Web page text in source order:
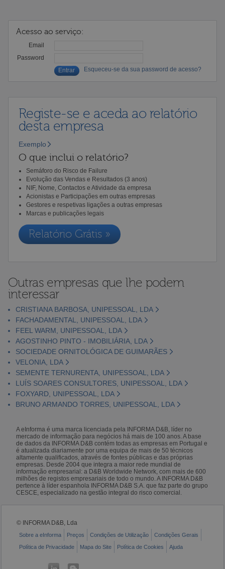
Acesso ao serviço:
Email
Password
Esqueceu-se da sua password de acesso?
Registe-se e aceda ao relatório
desta empresa
Exemplo
O que inclui o relatório?
Semáforo do Risco de Failure
Evolução das Vendas e Resultados (3 anos)
NIF, Nome, Contactos e Atividade da empresa
Acionistas e Participações em outras empresas
Gestores e respetivas ligações a outras empresas
Marcas e publicações legais
Relatório Grátis »
Outras empresas que lhe podem
interessar
CRISTIANA BARBOSA, UNIPESSOAL, LDA
FACHADAMENTAL, UNIPESSOAL, LDA
FEEL WARM, UNIPESSOAL, LDA
AGOSTINHO PINTO - IMOBILIÁRIA, LDA
SOCIEDADE ORNITOLÓGICA DE GUIMARÃES
VELONIA, LDA
SEMENTE TERNURENTA, UNIPESSOAL, LDA
LUÍS SOARES CONSULTORES, UNIPESSOAL, LDA
FOXYARD, UNIPESSOAL, LDA
BRUNO ARMANDO TORRES, UNIPESSOAL, LDA
A eInforma é uma marca licenciada pela INFORMA D&B, líder no
mercado de informação para negócios há mais de 100 anos. A base
de dados da INFORMA D&B contém todas as empresas em Portugal e
é atualizada diariamente por uma equipa de mais de 50 técnicos
altamente qualificados, através de fontes públicas e das próprias
empresas. Desde 2004 que integra a maior rede mundial de
informação empresarial: a D&B Worldwide Network, com mais de 600
milhões de registos empresariais de todo o mundo. A INFORMA D&B
pertence à líder espanhola INFORMA D&B S.A. que faz parte do grupo
CESCE, especializado na gestão integral do risco comercial.
© INFORMA D&B, Lda
Sobre a eInforma Preços Condições de Utilização
Condições Gerais
Política de Privacidade
Mapa do Site Política de Cookies Ajuda